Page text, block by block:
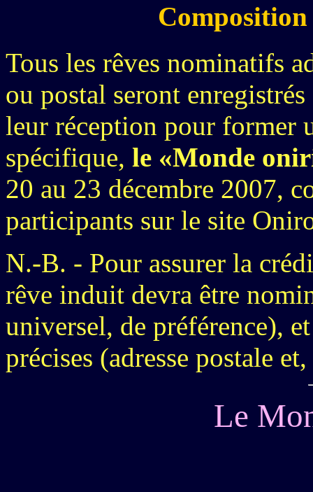
Tous les rêves nominatifs
ou postal seront
leur réception pour former
spécifique, le «Monde
20 au 23 décembre 2007,
participants sur le site
N.-B. - Pour assurer la
rêve induit devra être
universel, de préférence),
précises (adresse postale
Le